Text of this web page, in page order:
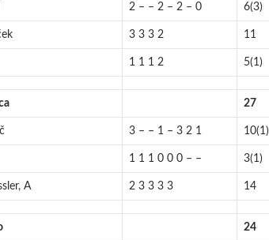
2 – – 2 – 2 – 0 6(3)
3 3 3 2 11
1 1 1 2 5(1)
27
3 – – 1 – 3 2 1 10(1)
1 1 1 0 0 0 – – 3(1)
A 2 3 3 3 3 14
24